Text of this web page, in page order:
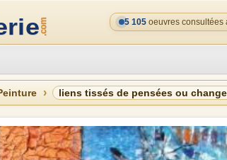
5 105 oeuvres consultées
liens tissés de pensées ou